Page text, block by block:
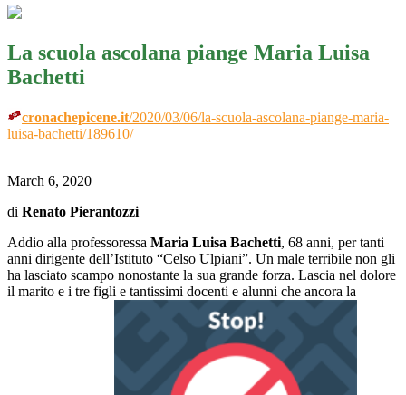
La scuola ascolana piange Maria Luisa
Bachetti
cronachepicene.it/2020/03/06/la-scuola-ascolana-piange-maria-
luisa-bachetti/189610/
March 6, 2020
di Renato Pierantozzi
Addio alla professoressa Maria Luisa Bachetti, 68 anni, per tanti
anni dirigente dell’Istituto “Celso Ulpiani”. Un male terribile non gli
ha lasciato scampo nonostante la sua grande forza. Lascia nel dolore
il marito e i tre figli e tantissimi docenti e alunni che ancora la